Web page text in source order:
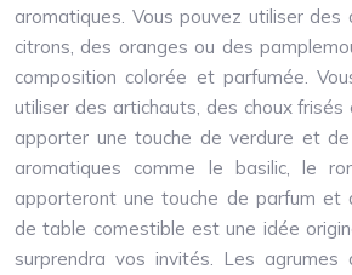
aromatiques. Vous pouvez utiliser des
citrons, des oranges ou des
composition colorée et parfumée.
utiliser des artichauts, des choux
apporter une touche de verdure et
aromatiques comme le basilic, le
apporteront une touche de parfum et
de table comestible est une idée
surprendra vos invités. Les agrumes